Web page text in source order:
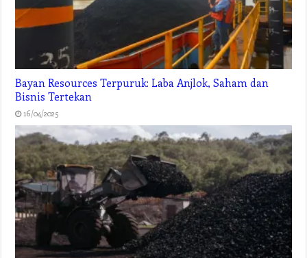
Bayan Resources Terpuruk: Laba Anjlok, Saham dan
Bisnis Tertekan
16/04/2025